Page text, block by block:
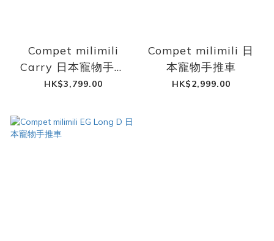
Compet milimili
Carry 日本寵物手推
車
HK$3,799.00
Compet milimili 日
本寵物手推車
HK$2,999.00